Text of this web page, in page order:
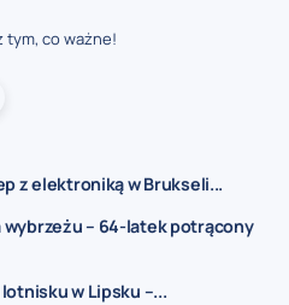
tym, co ważne!
z elektroniką w Brukseli...
– 64-latek potrącony
w Lipsku –...